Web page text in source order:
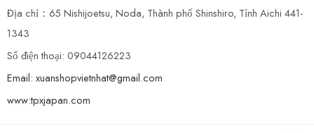
Địa chỉ：65 Nishijoetsu, Noda, Thành phố Shinshiro, Tỉnh Aichi 441-
1343
Số điện thoại: 09044126223
Email: xuanshopvietnhat@gmail.com
www:tpxjapan.com